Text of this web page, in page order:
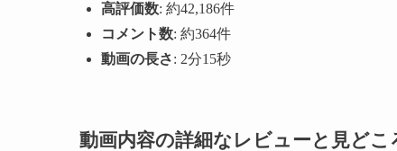
高評価数: 約42,186件
コメント数: 約364件
動画の長さ: 2分15秒
動画内容の詳細なレビューと見どこ